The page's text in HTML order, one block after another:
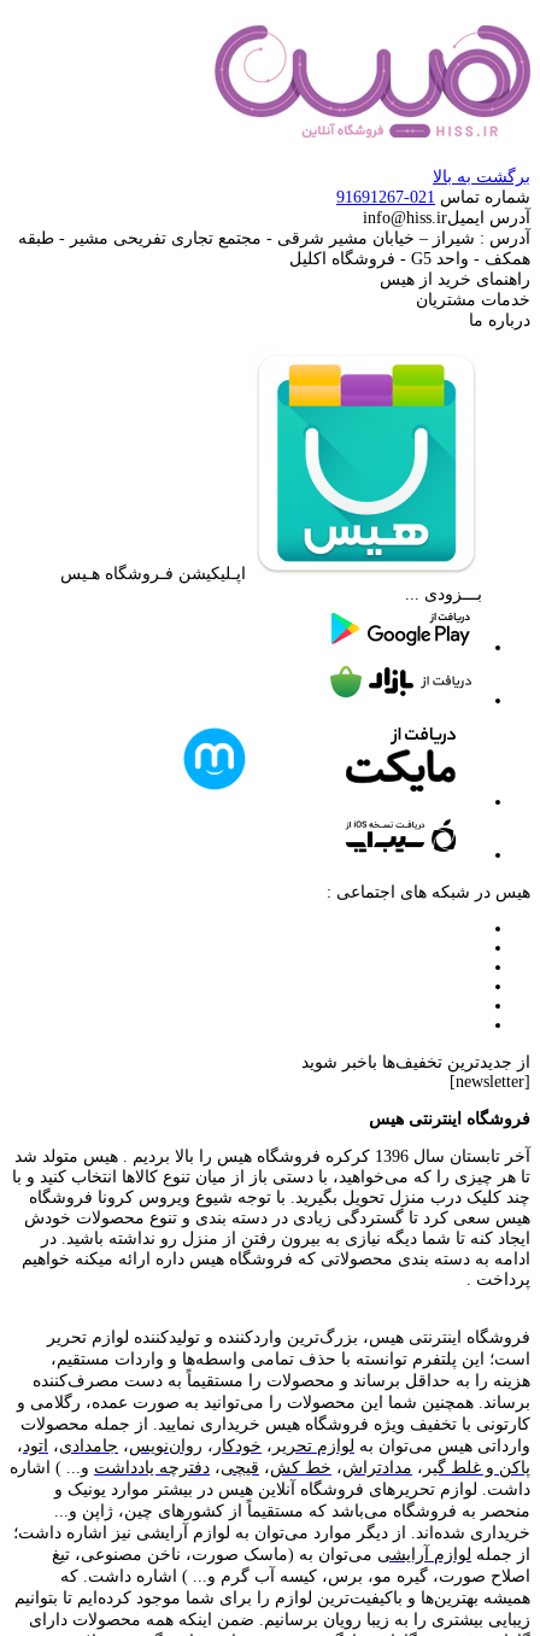
برگشت به بالا
شماره تماس 021-91691267
آدرس ایمیلinfo@hiss.ir
آدرس : شیراز – خیابان مشیر شرقی - مجتمع تجاری تفریحی مشیر - طبقه
همکف - واحد G5 - فروشگاه اکلیل
راهنمای خرید از هیس
خدمات مشتریان
درباره ما
اپـلیکیشن فـروشگاه هـیس
بـــزودی ...
هیس در شبکه های اجتماعی :
از جدیدترین تخفیف‌ها باخبر شوید
[newsletter]
فروشگاه اینترنتی هیس
آخر تابستان سال 1396 کرکره فروشگاه هیس را بالا بردیم . هیس متولد شد
تا هر چیزی را که می‌خواهید، با دستی باز از میان تنوع کالاها انتخاب کنید و با
چند کلیک درب منزل تحویل بگیرید. با توجه شیوع ویروس کرونا فروشگاه
هیس سعی کرد تا گستردگی زیادی در دسته بندی و تنوع محصولات خودش
ایجاد کنه تا شما دیگه نیازی به بیرون رفتن از منزل رو نداشته باشید. در
ادامه به دسته بندی محصولاتی که فروشگاه هیس داره ارائه میکنه خواهیم
پرداخت .
فروشگاه اینترنتی هیس، بزرگ‌ترین وارد‌کننده و تولید‌کننده لوازم تحریر
است؛ این پلتفرم توانسته با حذف تمامی واسطه‌ها و واردات مستقیم،
هزینه را به حداقل برساند و محصولات را مستقیماً به دست مصرف‌کننده
برساند. همچنین شما این محصولات را می‌توانید به صورت عمده، رگلامی و
کارتونی با تخفیف ویژه فروشگاه هیس خریداری نمایید. از جمله محصولات
وارداتی هیس می‌توان به لوازم تحریر ، خودکار ، روان‌نویس، جامدادی، اتود ،
پاکن و غلط گیر ، مدادتراش، خط کش، قیچی، دفترچه یادداشت و... ) اشاره
داشت. لوازم تحریر‌های فروشگاه آنلاین هیس در بیشتر موارد یونیک و
منحصر به فروشگاه می‌باشد که مستقیماً از کشور‌های چین، ژاپن و...
خریداری شده‌اند. از دیگر موارد می‌توان به لوازم آرایشی نیز اشاره داشت؛
از جمله لوازم آرایشی می‌توان به (ماسک صورت، ناخن مصنوعی، تیغ
اصلاح صورت، گیره مو، برس، کیسه آب گرم و... ) اشاره داشت. که
همیشه بهترین‌ها و باکیفیت‌ترین لوازم را برای شما موجود کرده‌ایم تا بتوانیم
زیبایی بیشتری را به زیبا رویان برسانیم. ضمن اینکه همه محصولات دارای